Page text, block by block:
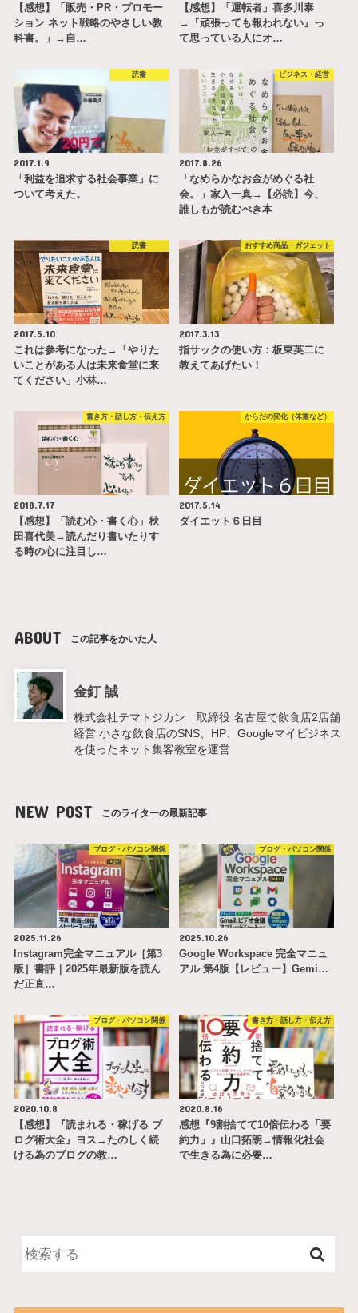
【感想】「販売・PR・プロモー
ション ネット戦略のやさしい教
科書。」→自…
【感想】「運転者」喜多川泰
→『頑張っても報われない』っ
て思っている人にオ…
読書
2017.1.9
「利益を追求する社会事業」に
ついて考えた。
ビジネス・経営
2017.8.26
「なめらかなお金がめぐる社
会。」家入一真→【必読】今、
誰しもが読むべき本
読書
2017.5.10
これは参考になった→「やりた
いことがある人は未来食堂に来
てください」小林…
おすすめ商品・ガジェット
2017.3.13
指サックの使い方：板東英二に
教えてあげたい！
書き方・話し方・伝え方
2018.7.17
【感想】「読む心・書く心」秋
田喜代美→読んだり書いたりす
る時の心に注目し…
からだの変化（体重など）
2017.5.14
ダイエット６日目
ABOUT この記事をかいた人
金釘 誠
株式会社テマトジカン 取締役 名古屋で飲食店2店舗
経営 小さな飲食店のSNS、HP、Googleマイビジネス
を使ったネット集客教室を運営
NEW POST このライターの最新記事
ブログ・パソコン関係
2025.11.26
Instagram完全マニュアル［第3
版］書評｜2025年最新版を読ん
だ正直…
ブログ・パソコン関係
2025.10.26
Google Workspace 完全マニュ
アル 第4版【レビュー】Gemi…
ブログ・パソコン関係
2020.10.8
【感想】『読まれる・稼げる ブ
ログ術大全』ヨス→たのしく続
ける為のブログの教…
書き方・話し方・伝え方
2020.8.16
感想『9割捨てて10倍伝わる「要
約力」』山口拓朗→情報化社会
で生きる為に必要…